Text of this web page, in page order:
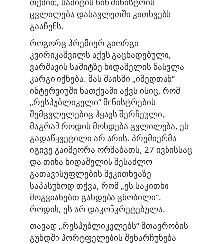
თქმით, სამიტის წინ მინისტრის
ცვლილება დასავლეთში კითხვებს
გააჩენს.
როგორც პრემიერ გიორგი
კვირიკაშვილს აქვს გაცხადებული,
ვარშავის სამიტზე ხიდაშელის წასვლა
კარგი იქნება. მას მაისში „იმედთან“
ინტერვიუში ნათქვამი აქვს ისიც, რომ
„რესპუბლიკელი“ მინისტრების
შემცვლელებიც ჰყავს შერჩეული,
მაგრამ როდის მოხდება ცვლილება, ეს
გადაწყვეტილი არ არის. პრემიერმა
იგივე გაიმეორა ორშაბათს, 27 ივნისსაც
და თინა ხიდაშელის შესაძლო
გათავისუფლების შეკითხვაზე
საპასუხოდ თქვა, რომ „ეს საკითხი
მოგვიანებთ გახდება ცნობილი“.
როდის, ეს არ დაკონკრეტებულა.
თავად „რესპუბლიკელებს“ მთავრობის
გუნდში პორტფელების შენარჩუნება